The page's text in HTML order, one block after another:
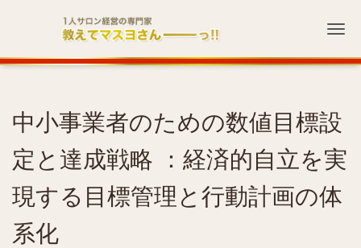
中小事業者のための数値目標設
定と達成戦略 ：経済的自立を実
現する目標管理と行動計画の体
系化